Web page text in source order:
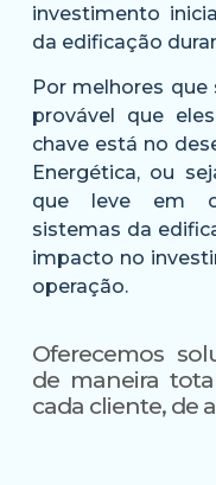
investimento
da edificação
Por melhores
provável que
chave está no
Energética, ou
que leve em
sistemas da
impacto no
operação.
Oferecemos
de maneira
cada cliente, de